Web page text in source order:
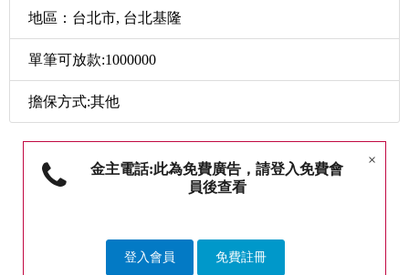
地區：台北市, 台北基隆
單筆可放款:1000000
擔保方式:其他
×
金主電話:此為免費廣告，請登入免費會
員後查看
登入會員 免費註冊